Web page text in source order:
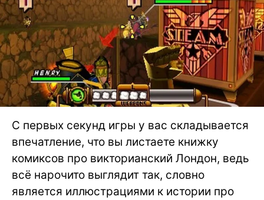
С первых секунд игры у вас складывается
впечатление, что вы листаете книжку
комиксов про викторианский Лондон, ведь
всё нарочито выглядит так, словно
является иллюстрациями к истории про